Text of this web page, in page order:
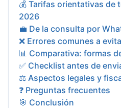
💰 Tarifas orientativas de
2026
💼 De la consulta por
❌ Errores comunes a
📊 Comparativa: formas
✅ Checklist antes de
⚖️ Aspectos legales y
❓ Preguntas frecuentes
🎯 Conclusión